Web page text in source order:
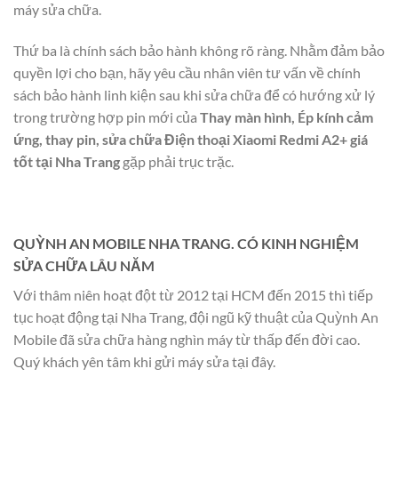
máy sửa chữa.
Thứ ba là chính sách bảo hành không rõ ràng. Nhằm đảm bảo
quyền lợi cho bạn, hãy yêu cầu nhân viên tư vấn về chính
sách bảo hành linh kiện sau khi sửa chữa để có hướng xử lý
trong trường hợp pin mới của Thay màn hình, Ép kính cảm
ứng, thay pin, sửa chữa Điện thoại Xiaomi Redmi A2+ giá
tốt tại Nha Trang gặp phải trục trặc.
QUỲNH AN MOBILE NHA TRANG. CÓ KINH NGHIỆM
SỬA CHỮA LÂU NĂM
Với thâm niên hoạt đột từ 2012 tại HCM đến 2015 thì tiếp
tục hoạt động tại Nha Trang, đội ngũ kỹ thuật của Quỳnh An
Mobile đã sửa chữa hàng nghìn máy từ thấp đến đời cao.
Quý khách yên tâm khi gửi máy sửa tại đây.